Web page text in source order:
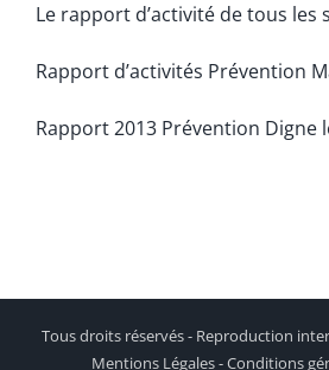
Le rapport d’activité de tous les
Rapport d’activités Prévention
Rapport 2013 Prévention Digne
Tous droits réservés - Reproduction
Mentions Légales - Conditions